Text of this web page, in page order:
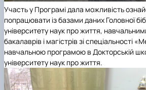
Участь у Програмі дала можливість
попрацювати із базами даних Головної
університету наук про життя,
бакалаврів і магістрів зі спеціальності
навчальною програмою в Докторській
університету наук про життя.